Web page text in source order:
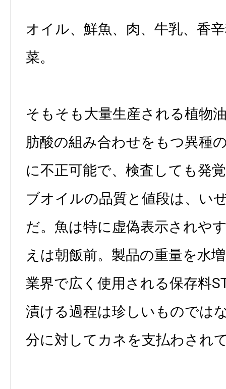
オイル、鮮魚、肉、牛乳、香
菜。
そもそも大量生産される植物
肪酸の組み合わせをもつ異種
に不正可能で、検査しても発
ブオイルの品質と値段は、い
だ。魚は特に虚偽表示されや
えは朝飯前。製品の重量を水
業界で広く使用される保存料
漬ける過程は珍しいものでは
分に対してカネを支払わされ